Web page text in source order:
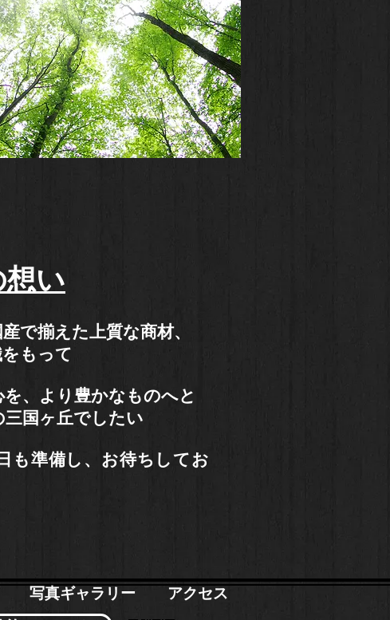
い
で揃えた上質な商材、
もって
、より豊かなものへと
国ヶ丘でしたい
も準備し、お待ちしてお
写真ギャラリー アクセス